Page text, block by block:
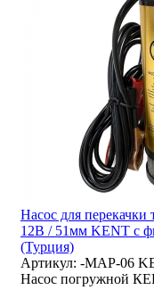
Насос для перекачки
12В / 51мм KENT с
(Турция)
Артикул: -MAP-06
Насос погружной